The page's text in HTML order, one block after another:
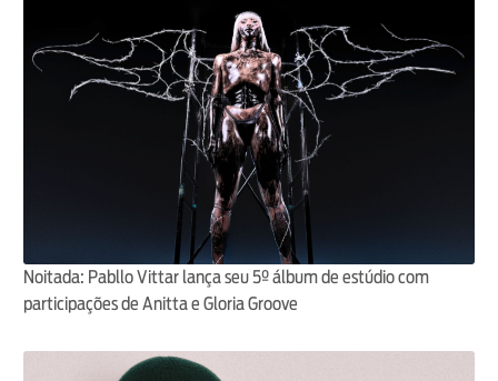
Noitada: Pabllo Vittar lança seu 5º álbum de estúdio com
participações de Anitta e Gloria Groove